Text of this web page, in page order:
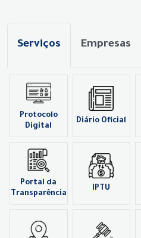
Serviços Empresas
Protocolo
Digital
Diário Oficial
Portal da
Transparência
IPTU